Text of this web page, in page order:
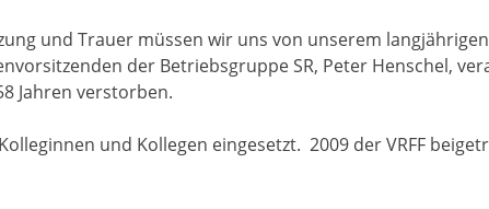
und Trauer müssen wir uns von unserem langjährigen
der Betriebsgruppe SR, Peter Henschel,
Jahren verstorben.
und Kollegen eingesetzt. 2009 der VRFF